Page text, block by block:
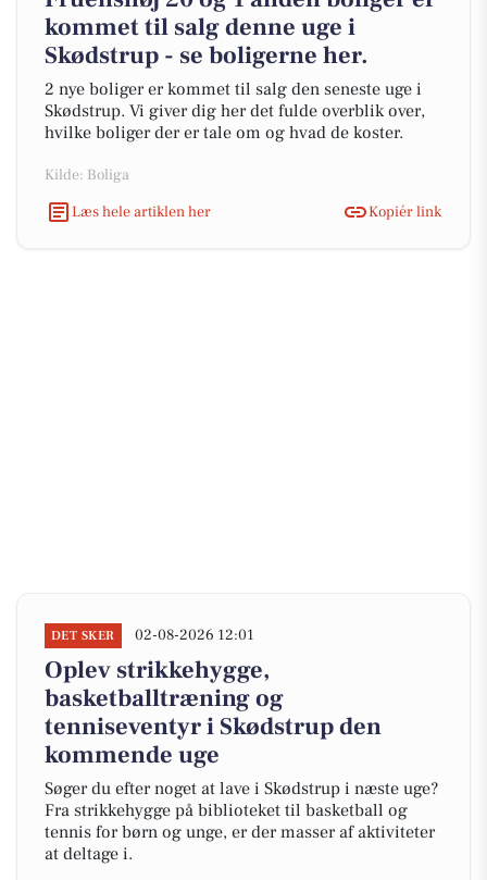
kommet til salg denne uge i
Skødstrup - se boligerne her.
2 nye boliger er kommet til salg den seneste uge i
Skødstrup. Vi giver dig her det fulde overblik over,
hvilke boliger der er tale om og hvad de koster.
Kilde: Boliga
Læs hele artiklen her
Kopiér link
DET SKER 02-08-2026 12:01
Oplev strikkehygge,
basketballtræning og
tenniseventyr i Skødstrup den
kommende uge
Søger du efter noget at lave i Skødstrup i næste uge?
Fra strikkehygge på biblioteket til basketball og
tennis for børn og unge, er der masser af aktiviteter
at deltage i.